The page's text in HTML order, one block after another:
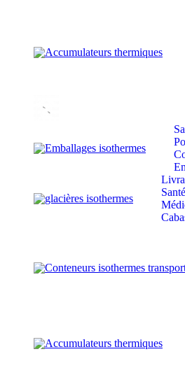
Accumulateurs thermiques
Emballages isothermes
glacières isothermes
Conteneurs isothermes
Accumulateurs thermiques